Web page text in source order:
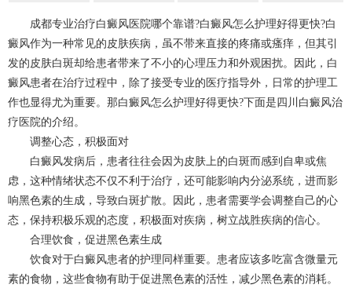
成都专业治疗白癜风医院哪个靠谱?白癜风怎么护理好得更快?白
癜风作为一种常见的皮肤疾病，虽不带来直接的疼痛或瘙痒，但其引
发的皮肤白斑却给患者带来了不小的心理压力和外观困扰。因此，白
癜风患者在治疗过程中，除了接受专业的医疗指导外，日常的护理工
作也显得尤为重要。那白癜风怎么护理好得更快?下面是四川 白癜风治
疗 医院的介绍。
调整心态，积极面对
白癜风发病后，患者往往会因为皮肤上的白斑而感到自卑或焦
虑，这种情绪状态不仅不利于治疗，还可能影响内分泌系统，进而影
响黑色素的生成，导致白斑扩散。因此，患者需要学会调整自己的心
态，保持积极乐观的态度，积极面对疾病，树立战胜疾病的信心。
合理饮食，促进黑色素生成
饮食对于白癜风患者的护理同样重要。患者应该多吃富含微量元
素的食物，这些食物有助于促进黑色素的活性，减少黑色素的消耗。